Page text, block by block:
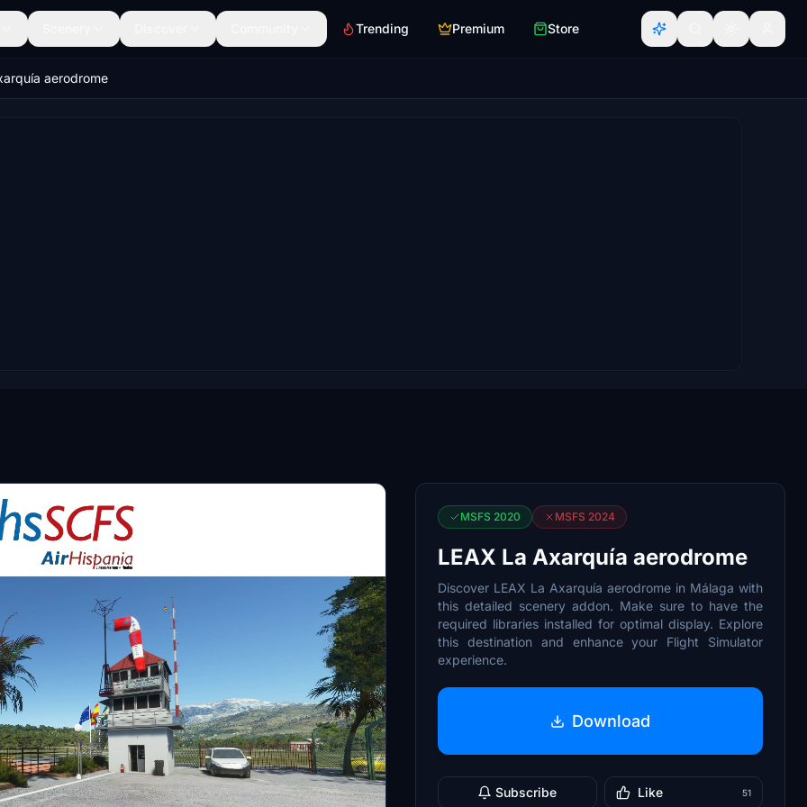
Trending Premium Store
aerodrome
MSFS 2020 MSFS 2024
LEAX La Axarquía aerodrome
Discover LEAX La Axarquía aerodrome in Málaga with
this detailed scenery addon. Make sure to have the
required libraries installed for optimal display. Explore
this destination and enhance your Flight Simulator
experience.
Download
Subscribe Like 51